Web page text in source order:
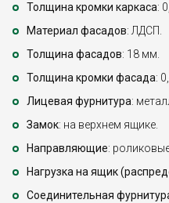
Толщина кромки каркаса:
Материал фасадов: ЛДСП.
Толщина фасадов: 18 мм.
Толщина кромки фасада:
Лицевая фурнитура:
Замок: на верхнем ящике.
Направляющие:
Нагрузка на ящик
Соединительная